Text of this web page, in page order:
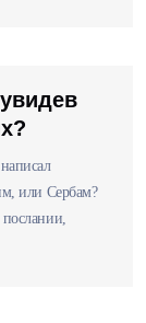
или Сербам?